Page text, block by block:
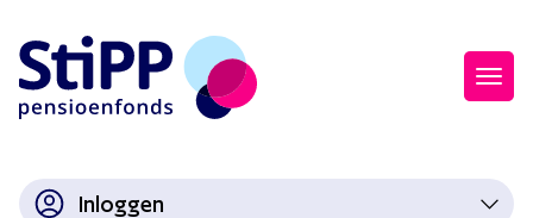
Inloggen